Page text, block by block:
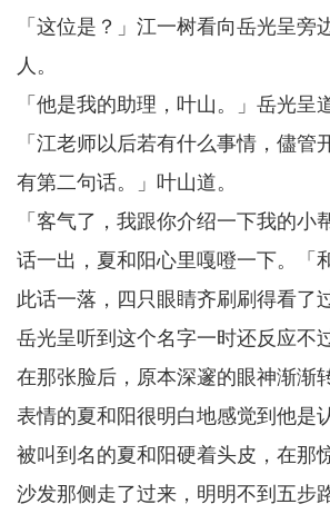
「这位是？」江一树看向岳光呈旁
人。
「他是我的助理，叶山。」岳光呈
「江老师以后若有什么事情，儘管
有第二句话。」叶山道。
「客气了，我跟你介绍一下我的小
话一出，夏和阳心里嘎噔一下。「
此话一落，四只眼睛齐刷刷得看了
岳光呈听到这个名字一时还反应不
在那张脸后，原本深邃的眼神渐渐
表情的夏和阳很明白地感觉到他是
被叫到名的夏和阳硬着头皮，在那
沙发那侧走了过来，明明不到五步